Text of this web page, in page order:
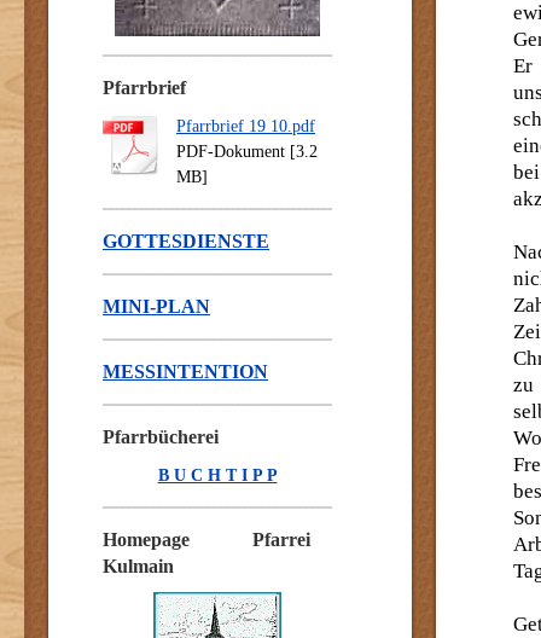
Er
zu
Pfarrbrief
Pfarrbrief 19 10.pdf
PDF-Dokument [3.2
MB]
GOTTESDIENSTE
MINI-PLAN
MESSINTENTION
Pfarrbücherei
B U C H T I P P
Homepage Pfarrei
Kulmain